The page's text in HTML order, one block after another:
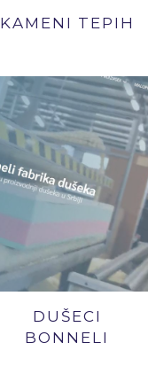
KAMENI TEPIH
DUŠECI
BONNELI